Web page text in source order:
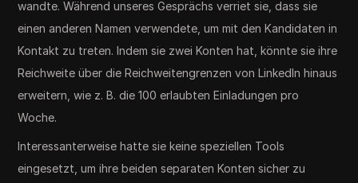
wandte. Während unseres Gesprächs verriet sie, dass sie
einen anderen Namen verwendete, um mit den Kandidaten in
Kontakt zu treten. Indem sie zwei Konten hat, könnte sie ihre
Reichweite über die Reichweitengrenzen von LinkedIn hinaus
erweitern, wie z. B. die 100 erlaubten Einladungen pro
Woche.
Interessanterweise hatte sie keine speziellen Tools
eingesetzt, um ihre beiden separaten Konten sicher zu